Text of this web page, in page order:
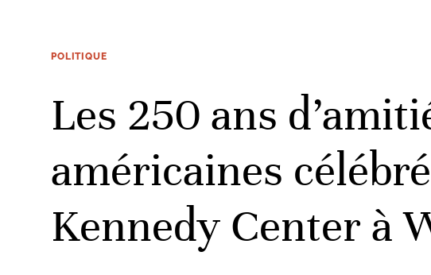
POLITIQUE
Les 250 ans
américaines
Kennedy Center à